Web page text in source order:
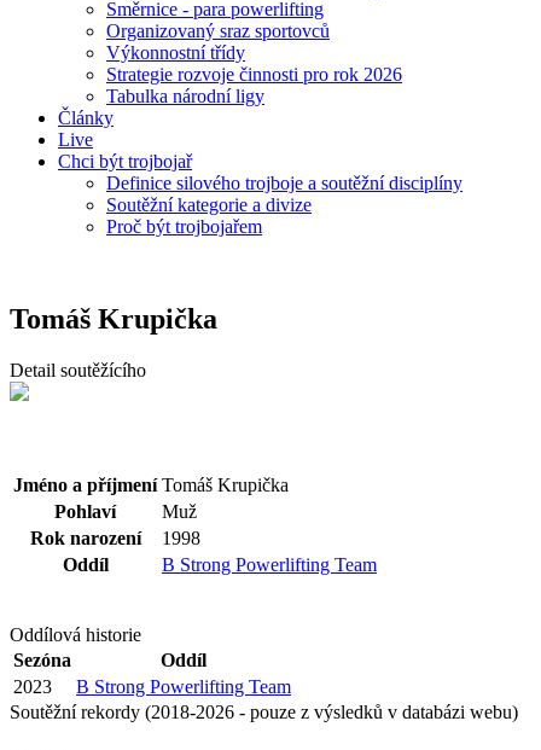
Směrnice - para powerlifting
Organizovaný sraz sportovců
Výkonnostní třídy
Strategie rozvoje činnosti pro rok 2026
Tabulka národní ligy
Články
Live
Chci být trojbojař
Definice silového trojboje a soutěžní disciplíny
Soutěžní kategorie a divize
Proč být trojbojařem
Tomáš Krupička
Detail soutěžícího
Jméno a příjmení Tomáš Krupička
Pohlaví
Muž
Rok narození
1998
Oddíl
B Strong Powerlifting Team
Oddílová historie
Sezóna
Oddíl
2023
B Strong Powerlifting Team
Soutěžní rekordy (2018-2026 - pouze z výsledků v databázi webu)